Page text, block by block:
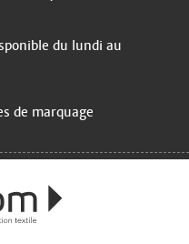
du lundi au
de marquage